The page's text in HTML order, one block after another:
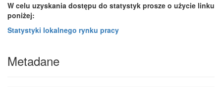
W celu uzyskania dostępu do statystyk prosze o użycie linku
poniżej:
Statystyki lokalnego rynku pracy
Metadane